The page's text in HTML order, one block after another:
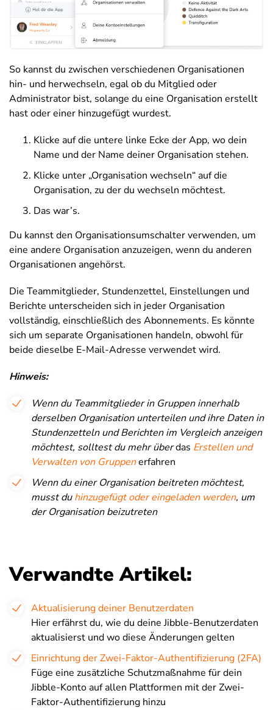
So kannst du zwischen verschiedenen Organisationen
hin- und herwechseln, egal ob du Mitglied oder
Administrator bist, solange du eine Organisation erstellt
hast oder einer hinzugefügt wurdest.
Klicke auf die untere linke Ecke der App, wo dein
Name und der Name deiner Organisation stehen.
Klicke unter „Organisation wechseln“ auf die
Organisation, zu der du wechseln möchtest.
Das war’s.
Du kannst den Organisationsumschalter verwenden, um
eine andere Organisation anzuzeigen, wenn du anderen
Organisationen angehörst.
Die Teammitglieder, Stundenzettel, Einstellungen und
Berichte unterscheiden sich in jeder Organisation
vollständig, einschließlich des Abonnements. Es könnte
sich um separate Organisationen handeln, obwohl für
beide dieselbe E-Mail-Adresse verwendet wird.
Hinweis:
Wenn du Teammitglieder in Gruppen innerhalb
derselben Organisation unterteilen und ihre Daten in
Stundenzetteln und Berichten im Vergleich anzeigen
möchtest, solltest du mehr überdas Erstellen und
Verwalten von Gruppenerfahren
Wenn du einer Organisation beitreten möchtest,
musst duhinzugefügt oder eingeladen werden, um
der Organisation beizutreten
Verwandte Artikel:
Aktualisierung deiner Benutzerdaten
Hier erfährst du, wie du deine Jibble-Benutzerdaten
aktualisierst und wo diese Änderungen gelten
Einrichtung der Zwei-Faktor-Authentifizierung (2FA)
Füge eine zusätzliche Schutzmaßnahme für dein
Jibble-Konto auf allen Plattformen mit der Zwei-
Faktor-Authentifizierung hinzu